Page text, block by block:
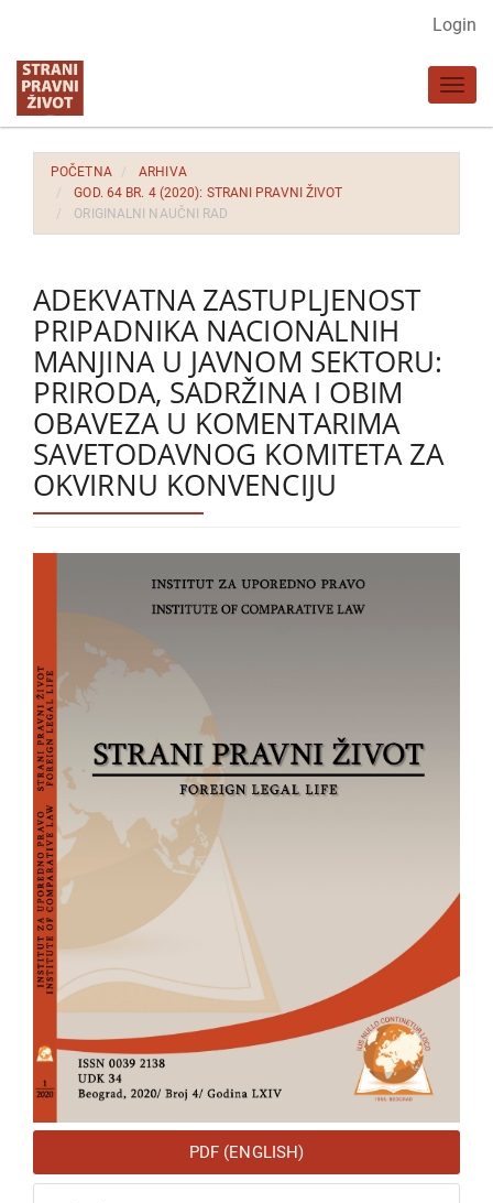
Glavni
sadržaj
Bočna
strana
Login
POČETNA
ARHIVA
GOD. 64 BR. 4 (2020): STRANI PRAVNI ŽIVOT
ORIGINALNI NAUČNI RAD
ADEKVATNA ZASTUPLJENOST
PRIPADNIKA NACIONALNIH
MANJINA U JAVNOM SEKTORU:
PRIRODA, SADRŽINA I OBIM
OBAVEZA U KOMENTARIMA
SAVETODAVNOG KOMITETA ZA
OKVIRNU KONVENCIJU
Bočna
PDF (ENGLISH)